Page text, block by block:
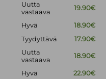
Uutta
vastaava
19.90€
Hyvä
18.90€
Tyydyttävä 17.90€
Uutta
vastaava
18.90€
Hyvä
22.90€